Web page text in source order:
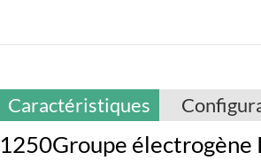
Caractéristiques
1250Groupe